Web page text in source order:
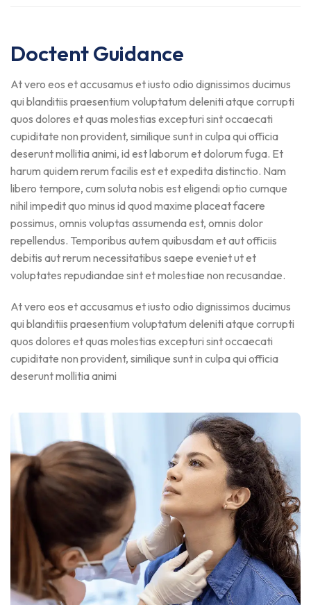
Doctent Guidance
At vero eos et accusamus et iusto odio dignissimos ducimus
qui blanditiis praesentium voluptatum deleniti atque corrupti
quos dolores et quas molestias excepturi sint occaecati
cupiditate non provident, similique sunt in culpa qui officia
deserunt mollitia animi, id est laborum et dolorum fuga. Et
harum quidem rerum facilis est et expedita distinctio. Nam
libero tempore, cum soluta nobis est eligendi optio cumque
nihil impedit quo minus id quod maxime placeat facere
possimus, omnis voluptas assumenda est, omnis dolor
repellendus. Temporibus autem quibusdam et aut officiis
debitis aut rerum necessitatibus saepe eveniet ut et
voluptates repudiandae sint et molestiae non recusandae.
At vero eos et accusamus et iusto odio dignissimos ducimus
qui blanditiis praesentium voluptatum deleniti atque corrupti
quos dolores et quas molestias excepturi sint occaecati
cupiditate non provident, similique sunt in culpa qui officia
deserunt mollitia animi